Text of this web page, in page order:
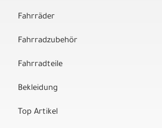
Fahrräder
Fahrradzubehör
Fahrradteile
Bekleidung
Top Artikel